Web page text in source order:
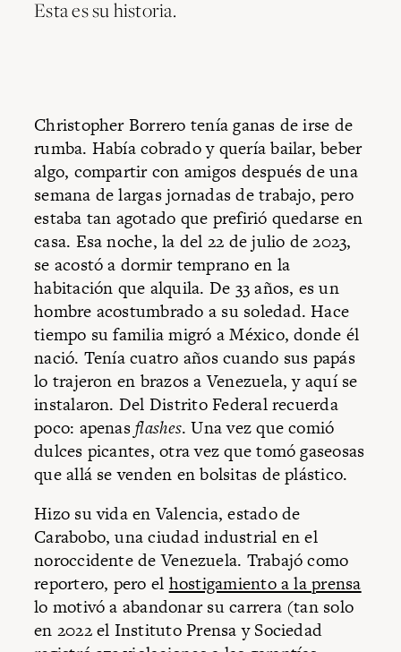
Esta es su historia.
Christopher Borrero tenía ganas de irse de
rumba. Había cobrado y quería bailar, beber
algo, compartir con amigos después de una
semana de largas jornadas de trabajo, pero
estaba tan agotado que prefirió quedarse en
casa. Esa noche, la del 22 de julio de 2023,
se acostó a dormir temprano en la
habitación que alquila. De 33 años, es un
hombre acostumbrado a su soledad. Hace
tiempo su familia migró a México, donde él
nació. Tenía cuatro años cuando sus papás
lo trajeron en brazos a Venezuela, y aquí se
instalaron. Del Distrito Federal recuerda
poco: apenasflashes. Una vez que comió
dulces picantes, otra vez que tomó gaseosas
que allá se venden en bolsitas de plástico.
Hizo su vida en Valencia, estado de
Carabobo, una ciudad industrial en el
noroccidente de Venezuela. Trabajó como
reportero, pero el hostigamiento a la prensa
lo motivó a abandonar su carrera (tan solo
en 2022 el Instituto Prensa y Sociedad